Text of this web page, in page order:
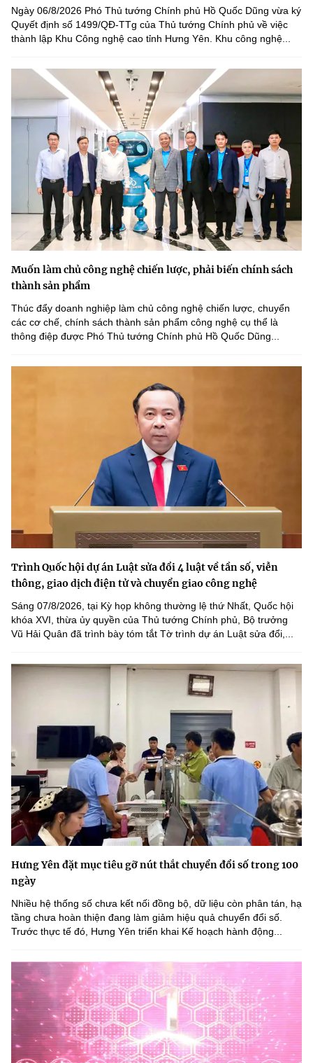
Ngày 06/8/2026 Phó Thủ tướng Chính phủ Hồ Quốc Dũng vừa ký
Quyết định số 1499/QĐ-TTg của Thủ tướng Chính phủ về việc
thành lập Khu Công nghệ cao tỉnh Hưng Yên. Khu công nghệ...
Muốn làm chủ công nghệ chiến lược, phải biến chính sách
thành sản phẩm
Thúc đẩy doanh nghiệp làm chủ công nghệ chiến lược, chuyển
các cơ chế, chính sách thành sản phẩm công nghệ cụ thể là
thông điệp được Phó Thủ tướng Chính phủ Hồ Quốc Dũng...
Trình Quốc hội dự án Luật sửa đổi 4 luật về tần số, viễn
thông, giao dịch điện tử và chuyển giao công nghệ
Sáng 07/8/2026, tại Kỳ họp không thường lệ thứ Nhất, Quốc hội
khóa XVI, thừa ủy quyền của Thủ tướng Chính phủ, Bộ trưởng
Vũ Hải Quân đã trình bày tóm tắt Tờ trình dự án Luật sửa đổi,...
Hưng Yên đặt mục tiêu gỡ nút thắt chuyển đổi số trong 100
ngày
Nhiều hệ thống số chưa kết nối đồng bộ, dữ liệu còn phân tán, hạ
tầng chưa hoàn thiện đang làm giảm hiệu quả chuyển đổi số.
Trước thực tế đó, Hưng Yên triển khai Kế hoạch hành động...